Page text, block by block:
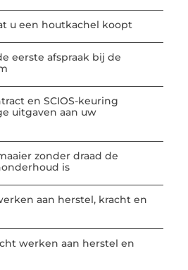
u een houtkachel koopt
eerste afspraak bij de
en SCIOS-keuring
uitgaven aan uw
zonder draad de
is
aan herstel, kracht en
werken aan herstel en